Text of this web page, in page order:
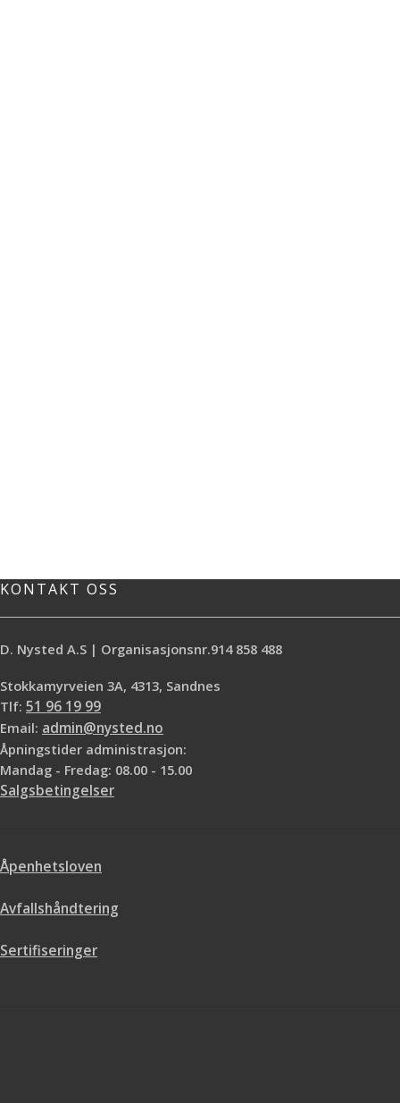
KONTAKT OSS
D. Nysted A.S | Organisasjonsnr.914 858 488
Stokkamyrveien 3A, 4313, Sandnes
Tlf: 51 96 19 99
Email: admin@nysted.no
Åpningstider administrasjon:
Mandag - Fredag: 08.00 - 15.00
Salgsbetingelser
Åpenhetsloven
Avfallshåndtering
Sertifiseringer